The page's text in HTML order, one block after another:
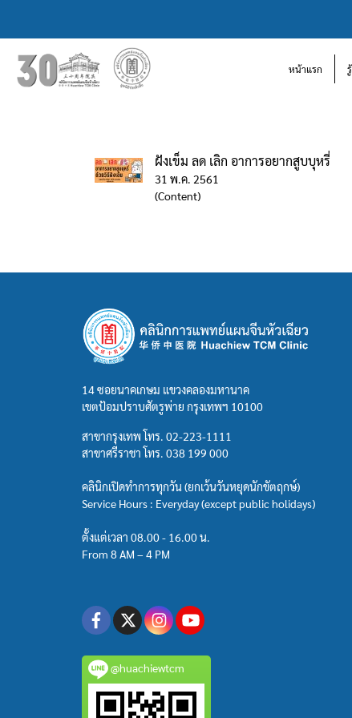
หน้าแรก
ฝังเข็ม ลด เลิก อาการอยากสูบบุหรี่
31 พ.ค. 2561
(Content)
14 ซอยนาคเกษม แขวงคลองมหานาค
เขตป้อมปราบศัตรูพ่าย กรุงเทพฯ 10100
สาขากรุงเทพ โทร. 02-223-1111
สาขาศรีราชา โทร. 038 199 000
คลินิกเปิดทำการทุกวัน (ยกเว้นวันหยุดนักขัตฤกษ์)
Service Hours : Everyday (except public holidays)
ตั้งแต่เวลา 08.00 - 16.00 น.
From 8 AM – 4 PM
@huachiewtcm